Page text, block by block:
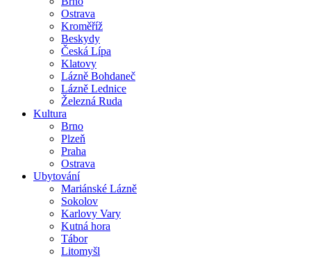
Ostrava
Kroměříž
Beskydy
Česká Lípa
Klatovy
Lázně Bohdaneč
Lázně Lednice
Železná Ruda
Kultura
Brno
Plzeň
Praha
Ostrava
Ubytování
Mariánské Lázně
Sokolov
Karlovy Vary
Kutná hora
Tábor
Litomyšl